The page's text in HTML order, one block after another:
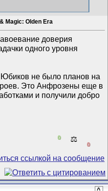
Magic: Olden Era
доверия
одного уровня
не было планов на
Это Анфрозены еще в
и получили добро
0 ⚖️
0